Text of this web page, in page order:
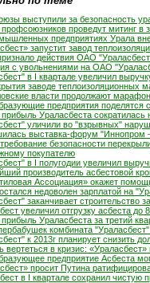
выступили за безопасность
профсоюзников проведут митинг в
предприятиях Урала
запустит завод
действия ОАО
с увольнениями на ОАО
в I квартале увеличил
заводе теплоизоляционных
власти продолжают
предприятия поделятся
Ураласбеста сократилась
уличили во "взрывных"
выставка-форум "Иннопром
безопасности
покупателю
в I полугодии увеличил
производитель асбестовой
Ассоциация» окажет
недоволен зарплатой на
заканчивает строительство
увеличил отгрузку асбеста до
Ураласбеста за третий
комбината
к 2013г планирует снизить
вертеться в кризис:
предприятие Асбеста
просит Путина
в I квартале сохранил чистую